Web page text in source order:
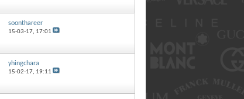
soonthareer
15-03-17, 17:01
yhingchara
15-02-17, 19:11